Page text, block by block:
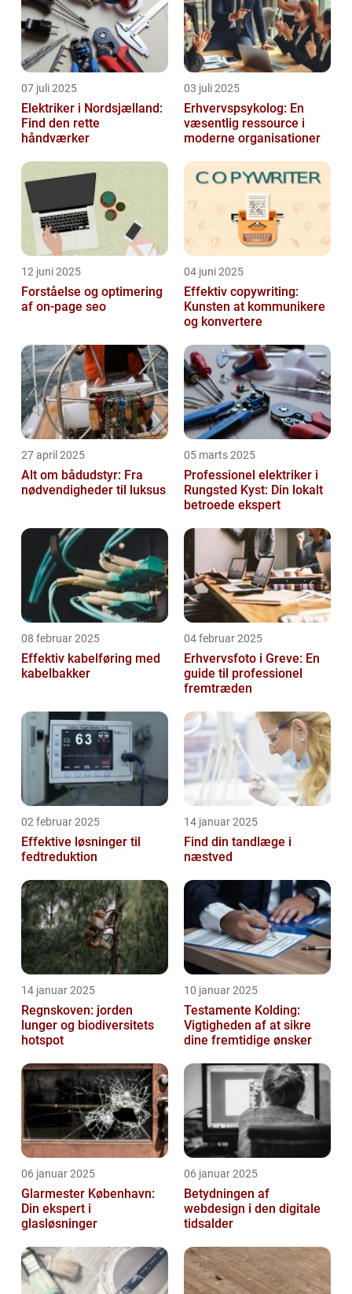
07 juli 2025
Elektriker i Nordsjælland:
Find den rette
håndværker
03 juli 2025
Erhvervspsykolog: En
væsentlig ressource i
moderne organisationer
12 juni 2025
Forståelse og optimering
af on-page seo
04 juni 2025
Effektiv copywriting:
Kunsten at kommunikere
og konvertere
27 april 2025
Alt om bådudstyr: Fra
nødvendigheder til luksus
05 marts 2025
Professionel elektriker i
Rungsted Kyst: Din lokalt
betroede ekspert
08 februar 2025
Effektiv kabelføring med
kabelbakker
04 februar 2025
Erhvervsfoto i Greve: En
guide til professionel
fremtræden
02 februar 2025
Effektive løsninger til
fedtreduktion
14 januar 2025
Find din tandlæge i
næstved
14 januar 2025
Regnskoven: jorden
lunger og biodiversitets
hotspot
10 januar 2025
Testamente Kolding:
Vigtigheden af at sikre
dine fremtidige ønsker
06 januar 2025
Glarmester København:
Din ekspert i
glasløsninger
06 januar 2025
Betydningen af
webdesign i den digitale
tidsalder